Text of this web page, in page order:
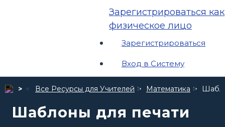
Зарегистрироваться как
физическое лицо
Зарегистрироваться
Вход в Систему
Все Ресурсы для Учителей Математика
Шаблоны для печати